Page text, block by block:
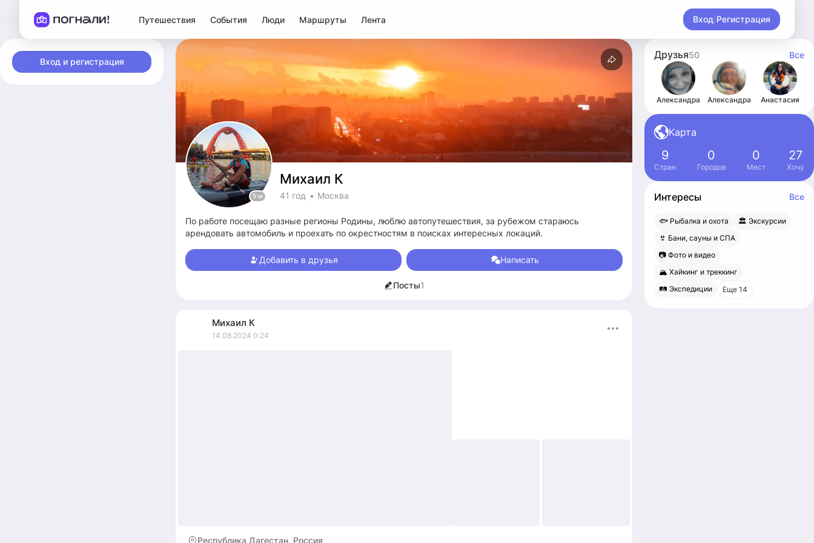
Путешествия События Люди Маршруты Лента Вход Регистрация
Вход и регистрация
5 м
Михаил К
41 год Москва
По работе посещаю разные регионы Родины, люблю автопутешествия, за рубежом стараюсь
арендовать автомобиль и проехать по окрестностям в поисках интересных локаций.
Добавить в друзья Написать
Посты1
Михаил К
14.08.2024 0:24
Республика Дагестан, Россия
Друзья50 Все
Александра Александра Анастасия
Карта
9
Стран
0
Городов
0
Мест
27
Хочу
Интересы Все
🐟 Рыбалка и охота
🏛 Экскурсии
👙 Бани, сауны и СПА
📷 Фото и видео
🏔 Хайкинг и треккинг
🛤 Экспедиции
Еще 14